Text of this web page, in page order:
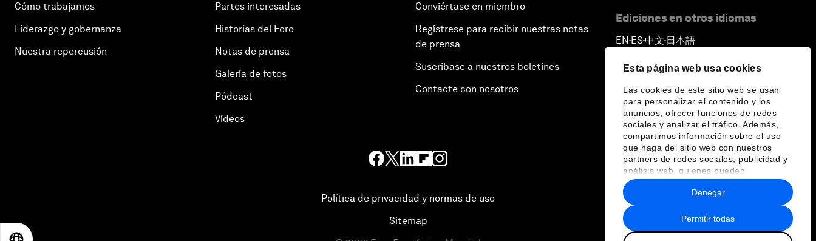
Esta página web usa cookies
Las cookies de este sitio web se usan
para personalizar el contenido y los
anuncios, ofrecer funciones de redes
sociales y analizar el tráfico. Además,
compartimos información sobre el uso
que haga del sitio web con nuestros
partners de redes sociales, publicidad y
análisis web, quienes pueden
combinarla con otra información que les
haya proporcionado o que hayan
recopilado a partir del uso que haya
hecho de sus servicios.
Permitir todas
Denegar
Cómo trabajamos
Liderazgo y gobernanza
Nuestra repercusión
Partes interesadas
Historias del Foro
Notas de prensa
Galería de fotos
Pódcast
Vídeos
Conviértase en miembro
Regístrese para recibir nuestras notas
de prensa
Suscríbase a nuestros boletines
Contacte con nosotros
Ediciones en otros idiomas
EN ▪ ES▪中文▪ 日本語
Política de privacidad y normas de uso
Sitemap